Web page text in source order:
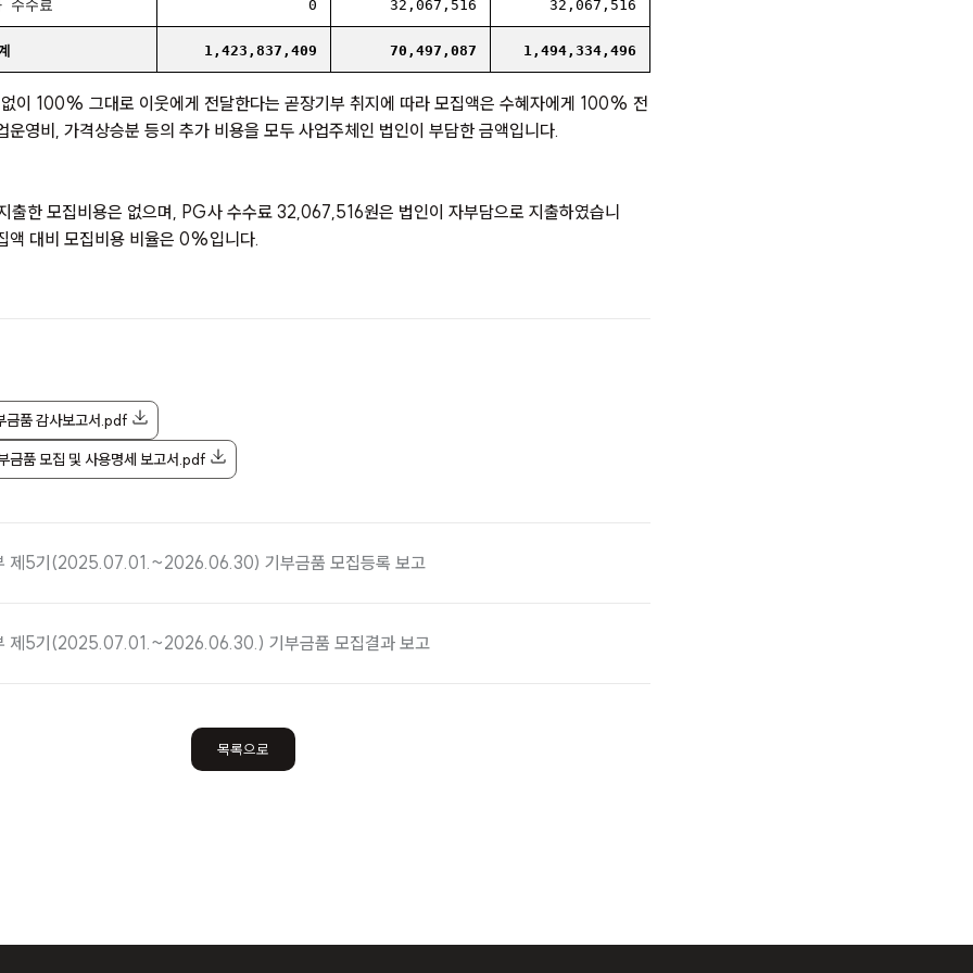
수수료 0 32,067,516 32,067,516
1,423,837,409 70,497,087 1,494,334,496
이 100% 그대로 이웃에게 전달한다는 곧장기부 취지에 따라 모집액은 수혜자에게 100% 전
운영비, 가격상승분 등의 추가 비용을 모두 사업주체인 법인이 부담한 금액입니다.
출한 모집비용은 없으며, PG사 수수료 32,067,516원은 법인이 자부담으로 지출하였습니
액 대비 모집비용 비율은 0%입니다.
금품 감사보고서.pdf
금품 모집 및 사용명세 보고서.pdf
제5기(2025.07.01.~2026.06.30) 기부금품 모집등록 보고
제5기(2025.07.01.~2026.06.30.) 기부금품 모집결과 보고
목록으로